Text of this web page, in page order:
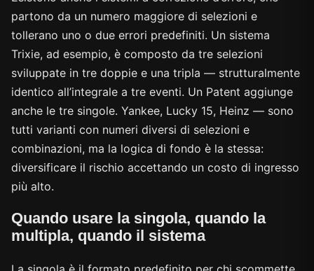
partono da un numero maggiore di selezioni e
tollerano uno o due errori predefiniti. Un sistema
Trixie, ad esempio, è composto da tre selezioni
sviluppate in tre doppie e una tripla — strutturalmente
identico all’integrale a tre eventi. Un Patent aggiunge
anche le tre singole. Yankee, Lucky 15, Heinz — sono
tutti varianti con numeri diversi di selezioni e
combinazioni, ma la logica di fondo è la stessa:
diversificare il rischio accettando un costo di ingresso
più alto.
Quando usare la singola, quando la
multipla, quando il sistema